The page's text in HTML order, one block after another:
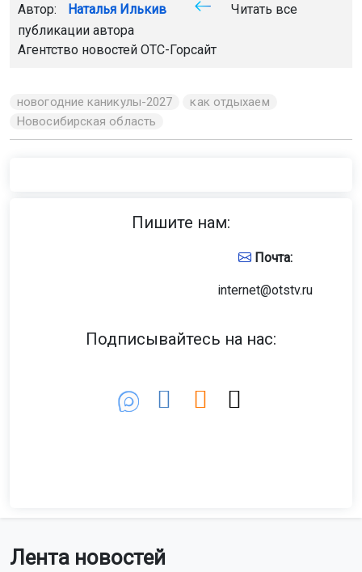
Лента новостей
Автор: Наталья Илькив
Читать все
публикации автора
Агентство новостей ОТС-Горсайт
новогодние каникулы-2027
как отдыхаем
Новосибирская область
Пишите нам:
Почта:
internet@otstv.ru
Подписывайтесь на нас: